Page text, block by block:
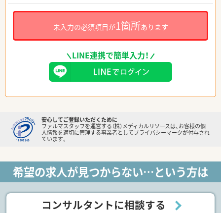
未入力の必須項目が1箇所あります
LINE連携で簡単入力！
安心してご登録いただくために
ファルマスタッフを運営する（株）メディカルリソースは、お客様の個
人情報を適切に管理する事業者としてプライバシーマークが付与され
ています。
希望の求人が見つからない…という方は
コンサルタントに相談する